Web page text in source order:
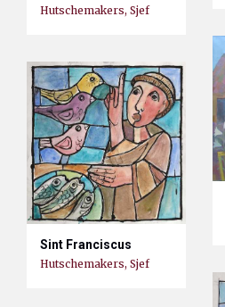
Hutschemakers, Sjef
Sint Franciscus
Hutschemakers, Sjef